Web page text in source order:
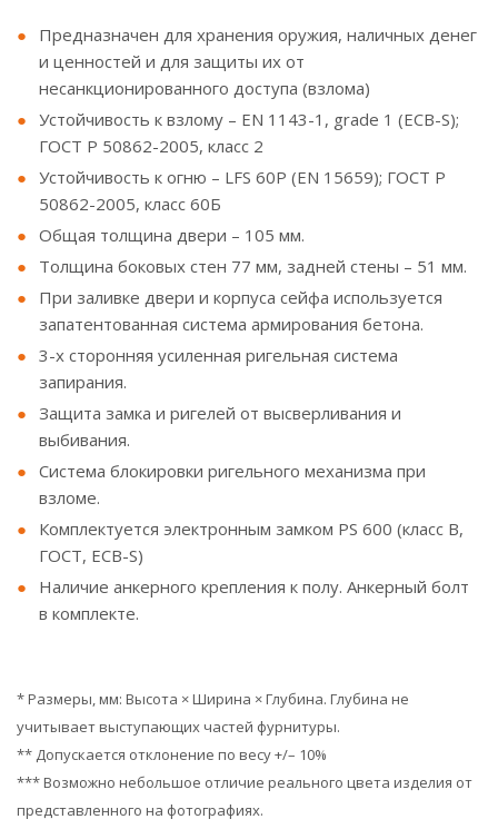
Предназначен для хранения оружия, наличных денег
и ценностей и для защиты их от
несанкционированного доступа (взлома)
Устойчивость к взлому – EN 1143-1, grade 1 (ECB-S);
ГОСТ Р 50862-2005, класс 2
Устойчивость к огню – LFS 60P (EN 15659); ГОСТ Р
50862-2005, класс 60Б
Общая толщина двери – 105 мм.
Толщина боковых стен 77 мм, задней стены – 51 мм.
При заливке двери и корпуса сейфа используется
запатентованная система армирования бетона.
3-х сторонняя усиленная ригельная система
запирания.
Защита замка и ригелей от высверливания и
выбивания.
Система блокировки ригельного механизма при
взломе.
Комплектуется электронным замком PS 600 (класс В,
ГОСТ, ECB-S)
Наличие анкерного крепления к полу. Анкерный болт
в комплекте.
* Размеры, мм: Высота × Ширина × Глубина. Глубина не
учитывает выступающих частей фурнитуры.
** Допускается отклонение по весу +/– 10%
*** Возможно небольшое отличие реального цвета изделия от
представленного на фотографиях.